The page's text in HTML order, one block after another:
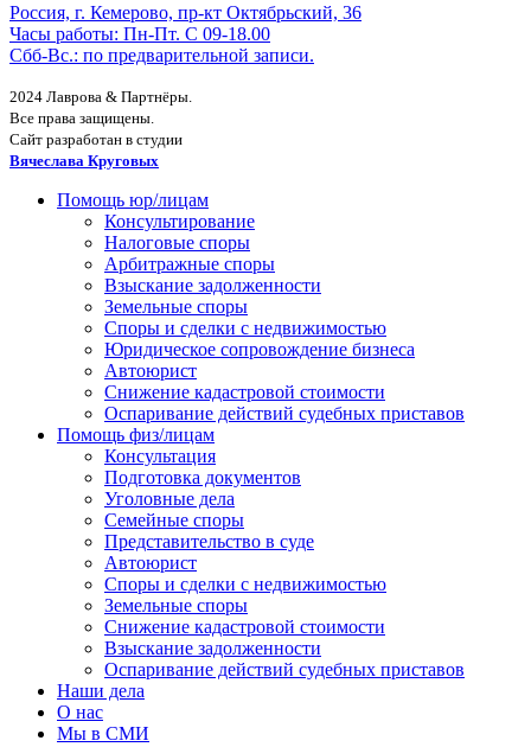
Россия, г. Кемерово, пр-кт Октябрьский, 36
Часы работы: Пн-Пт. С 09-18.00
Сбб-Вс.: по предварительной записи.
2024 Лаврова & Партнёры.
Все права защищены.
Сайт разработан в студии
Вячеслава Круговых
Помощь юр/лицам
Консультирование
Налоговые споры
Арбитражные споры
Взыскание задолженности
Земельные споры
Споры и сделки с недвижимостью
Юридическое сопровождение бизнеса
Автоюрист
Снижение кадастровой стоимости
Оспаривание действий судебных приставов
Помощь физ/лицам
Консультация
Подготовка документов
Уголовные дела
Семейные споры
Представительство в суде
Автоюрист
Споры и сделки с недвижимостью
Земельные споры
Снижение кадастровой стоимости
Взыскание задолженности
Оспаривание действий судебных приставов
Наши дела
О нас
Мы в СМИ